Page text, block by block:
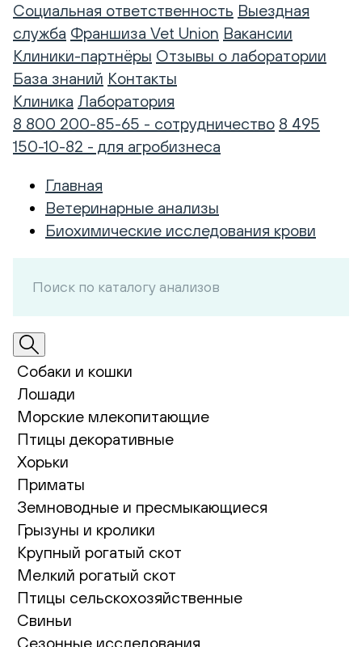
Социальная ответственность Выездная
служба Франшиза Vet Union Вакансии
Клиники-партнёры Отзывы о лаборатории
База знаний Контакты
Клиника Лаборатория
8 800 200-85-65 - сотрудничество 8 495
150-10-82 - для агробизнеса
Главная
Ветеринарные анализы
Биохимические исследования крови
Собаки и кошки
Лошади
Морские млекопитающие
Птицы декоративные
Хорьки
Приматы
Земноводные и пресмыкающиеся
Грызуны и кролики
Крупный рогатый скот
Мелкий рогатый скот
Птицы сельскохозяйственные
Свиньи
Сезонные исследования